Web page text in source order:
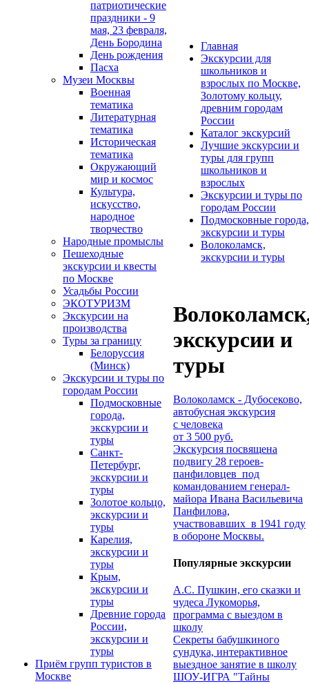
патриотические
праздники - 9
мая, 23 февраля,
День Бородина
День рождения
Пасха
Музеи Москвы
Военная
тематика
Литературная
тематика
Историческая
тематика
Окружающий
мир и космос
Культура,
искусство,
народное
творчество
Народные промыслы
Пешеходные
экскурсии и квесты
по Москве
Усадьбы России
ЭКОТУРИЗМ
Экскурсии на
производства
Туры за границу
Белоруссия
(Минск)
Экскурсии и туры по
городам России
Подмосковные
города,
экскурсии и
туры
Санкт-
Петербург,
экскурсии и
туры
Золотое кольцо,
экскурсии и
туры
Карелия,
экскурсии и
туры
Крым,
экскурсии и
туры
Древние города
России,
экскурсии и
туры
Приём групп туристов в
Москве
Главная
Экскурсии для
школьников и
взрослых по Москве,
Золотому кольцу,
древним городам
России
Каталог экскурсий
Лучшие экскурсии и
туры для групп
школьников и
взрослых
Экскурсии и туры по
городам России
Подмосковные города,
экскурсии и туры
Волоколамск,
экскурсии и туры
экскурсии и
туры
Волоколамск - Дубосеково,
автобусная экскурсия
с человека
от 3 500 руб.
Экскурсия посвящена
подвигу 28 героев-
панфиловцев под
командованием генерал-
майора Ивана Васильевича
Панфилова,
участвовавших в 1941 году
в обороне Москвы.
Популярные экскурсии
А.С. Пушкин, его сказки и
чудеса Лукоморья,
программа с выездом в
школу
Секреты бабушкиного
сундука, интерактивное
выездное занятие в школу
ШОУ-ИГРА "Тайны